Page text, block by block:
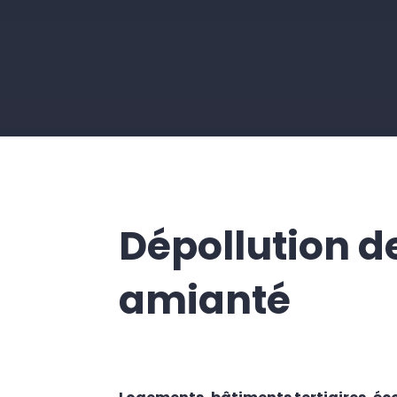
Dépollution
amianté